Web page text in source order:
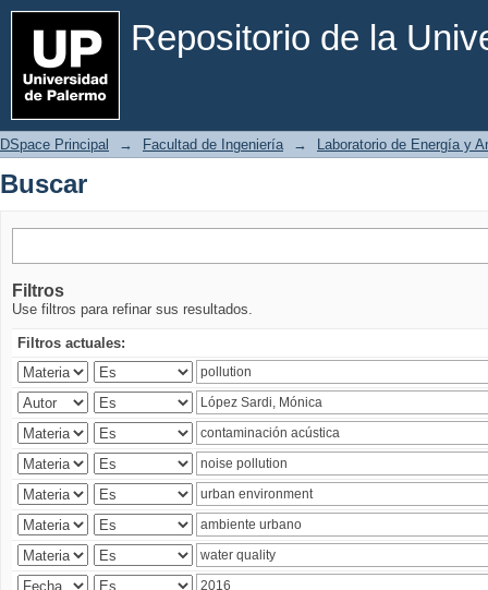
Repositorio de la
Buscar
DSpace Principal → Facultad de Ingeniería → Laboratorio de Energía y
Buscar
Filtros
Use filtros para refinar sus resultados.
Filtros actuales: